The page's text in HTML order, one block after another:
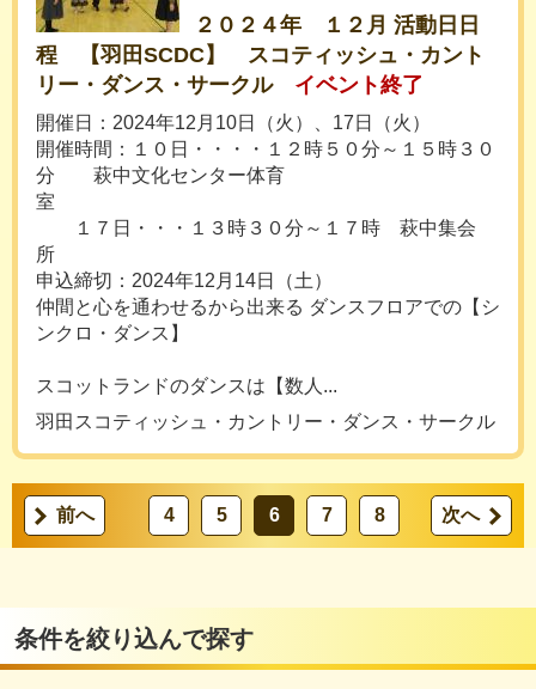
２０２４年 １２月 活動日日
程 【羽田SCDC】 スコティッシュ・カント
リー・ダンス・サークル
イベント終了
開催日：2024年12月10日（火）、17日（火）
開催時間：１０日・・・・１２時５０分～１５時３０
分 萩中文化センター体育
室
１７日・・・１３時３０分～１７時 萩中集会
所
申込締切：2024年12月14日（土）
仲間と心を通わせるから出来る ダンスフロアでの【シ
ンクロ・ダンス】
スコットランドのダンスは【数人...
羽田スコティッシュ・カントリー・ダンス・サークル
前へ 4 5 6 7 8 次へ
条件を絞り込んで探す